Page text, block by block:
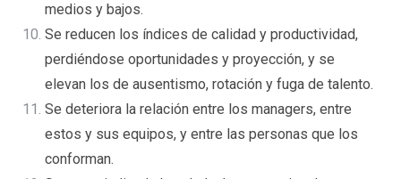
medios y bajos.
Se reducen los índices de calidad y productividad,
perdiéndose oportunidades y proyección, y se
elevan los de ausentismo, rotación y fuga de talento.
Se deteriora la relación entre los managers, entre
estos y sus equipos, y entre las personas que los
conforman.